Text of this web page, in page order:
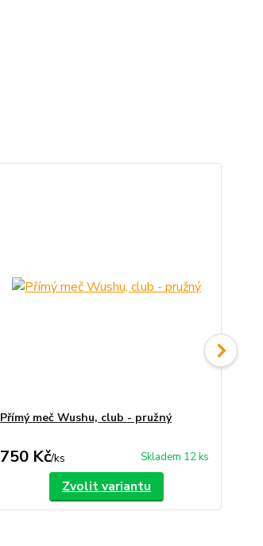
Přímý meč Wushu, club - pružný
750 Kč/ks Skladem 12 ks
Zvolit variantu